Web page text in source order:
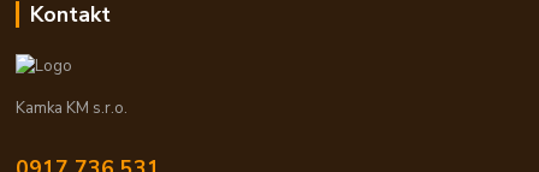
Kontakt
Kamka KM s.r.o.